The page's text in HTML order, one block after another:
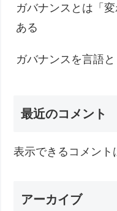
ガバナンスとは「
ある
ガバナンスを言語
最近のコメント
表示できるコメント
アーカイブ